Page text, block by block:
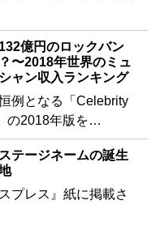
億円のロックバン
？〜2018年世界のミュ
ャン収入ランキング
例となる「Celebrity
の2018年版を…
テージネームの誕生
プレス』紙に掲載さ